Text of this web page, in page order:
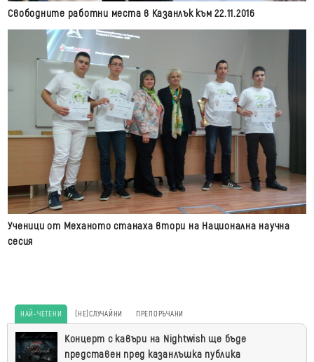
Свободните работни места в Казанлък към 22.11.2016
Ученици от Механото станаха втори на Национална научна
сесия
НАЙ-ЧЕТЕНИ (НЕ)СЛУЧАЙНИ ПРЕПОРЪЧАНИ
Най-
четени
Концерт с кавъри на Nightwish ще бъде
представен пред казанлъшка публика